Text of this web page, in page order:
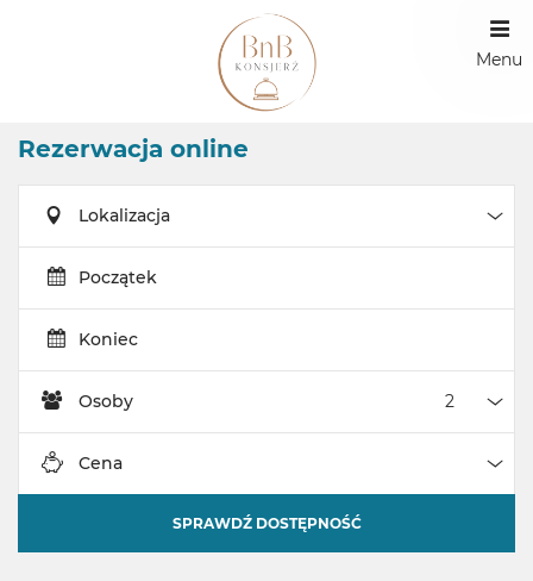
Menu
Rezerwacja online
Lokalizacja
Początek
Koniec
Osoby
Cena
SPRAWDŹ DOSTĘPNOŚĆ